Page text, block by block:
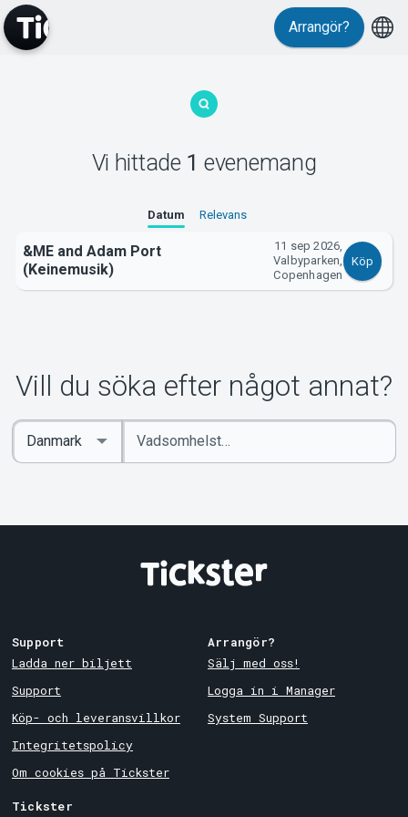
Arrangör?
Vi hittade 1 evenemang
Datum Relevans
&ME and Adam Port
(Keinemusik)
11 sep 2026,
Valbyparken,
Copenhagen
Köp
Vill du söka efter något annat?
Ange
sökord
Select
Country
Support
Ladda ner biljett
Support
Köp- och leveransvillkor
Integritetspolicy
Om cookies på Tickster
Arrangör?
Sälj med oss!
Logga in i Manager
System Support
Tickster